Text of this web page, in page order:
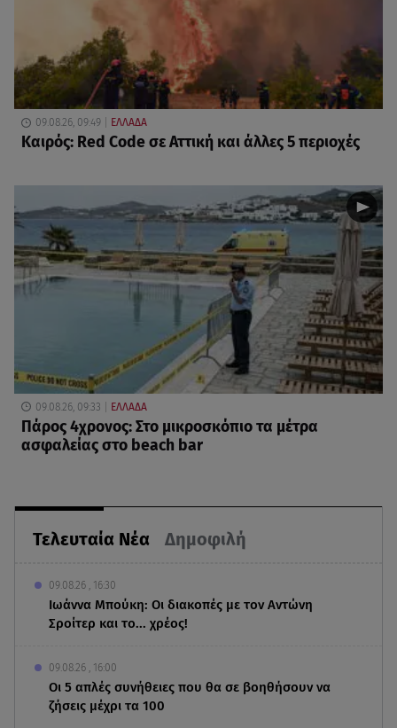
Τελευταία Νέα Δημοφιλή
09.08.26 , 16:30
Ιωάννα Μπούκη: Οι διακοπές με τον Αντώνη
Σροίτερ και το... χρέος!
09.08.26 , 16:00
Οι 5 απλές συνήθειες που θα σε βοηθήσουν να
ζήσεις μέχρι τα 100
09.08.26, 09:49 ΕΛΛΑΔΑ
Καιρός: Red Code σε Αττική και άλλες 5 περιοχές
09.08.26, 09:33 ΕΛΛΑΔΑ
Πάρος 4χρονος: Στο μικροσκόπιο τα μέτρα
ασφαλείας στο beach bar